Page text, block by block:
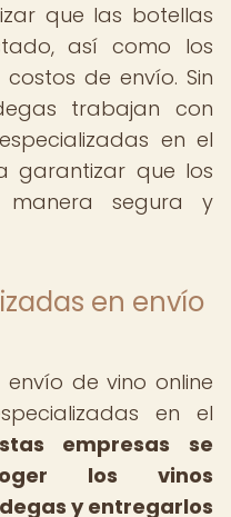
que las botellas
así como los
de envío. Sin
trabajan con
en el
garantizar que los
manera segura y
en envío
de vino online
en el
empresas se
los vinos
y entregarlos